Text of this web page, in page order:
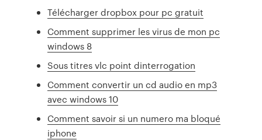
Télécharger dropbox pour pc gratuit
Comment supprimer les virus de mon pc
windows 8
Sous titres vlc point dinterrogation
Comment convertir un cd audio en mp3
avec windows 10
Comment savoir si un numero ma bloqué
iphone